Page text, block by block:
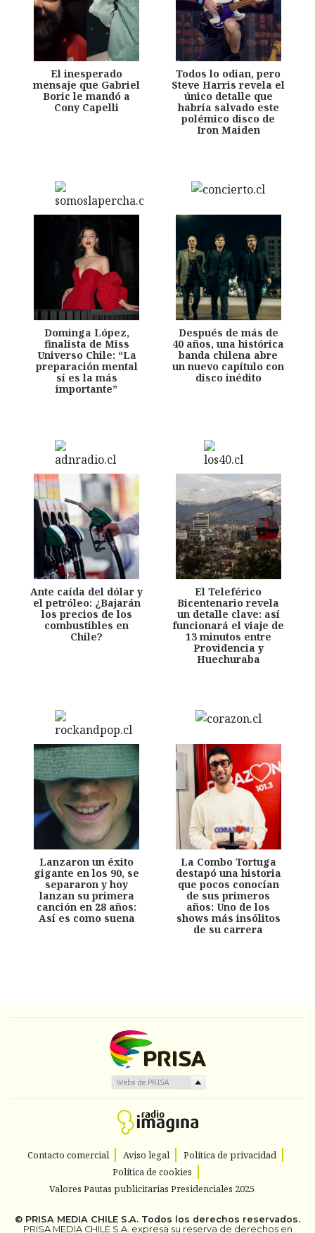
El inesperado
mensaje que Gabriel
Boric le mandó a
Cony Capelli
Todos lo odian, pero
Steve Harris revela el
único detalle que
habría salvado este
polémico disco de
Iron Maiden
Dominga López,
finalista de Miss
Universo Chile: “La
preparación mental
sí es la más
importante”
Después de más de
40 años, una histórica
banda chilena abre
un nuevo capítulo con
disco inédito
Ante caída del dólar y
el petróleo: ¿Bajarán
los precios de los
combustibles en
Chile?
El Teleférico
Bicentenario revela
un detalle clave: así
funcionará el viaje de
13 minutos entre
Providencia y
Huechuraba
Lanzaron un éxito
gigante en los 90, se
separaron y hoy
lanzan su primera
canción en 28 años:
Así es como suena
La Combo Tortuga
destapó una historia
que pocos conocían
de sus primeros
años: Uno de los
shows más insólitos
de su carrera
Contacto comercial Aviso legal
Política de privacidad
Política de cookies
Valores Pautas publicitarias Presidenciales 2025
© PRISA MEDIA CHILE S.A. Todos los derechos reservados.
PRISA MEDIA CHILE S.A. expresa su reserva de derechos en